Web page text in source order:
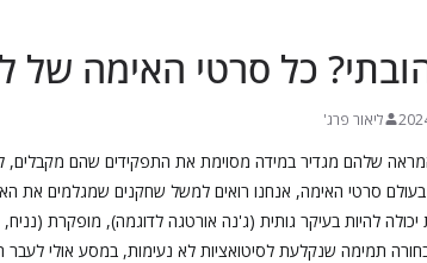
כל סרטי האימה של
ליאור פרג'
שלהם מגדיר במידה מסוימת את התפקידים שהם מקבלים,
סרטי האימה, אנחנו רואים למשל שחקנים שמגלמים את
יכולה להיות בעיקר גותית (ג'נה אורטגה לדוגמה), מופקרת (נניח,
תמימה שנקלעת לסיטואציות לא נעימות, במסע אולי